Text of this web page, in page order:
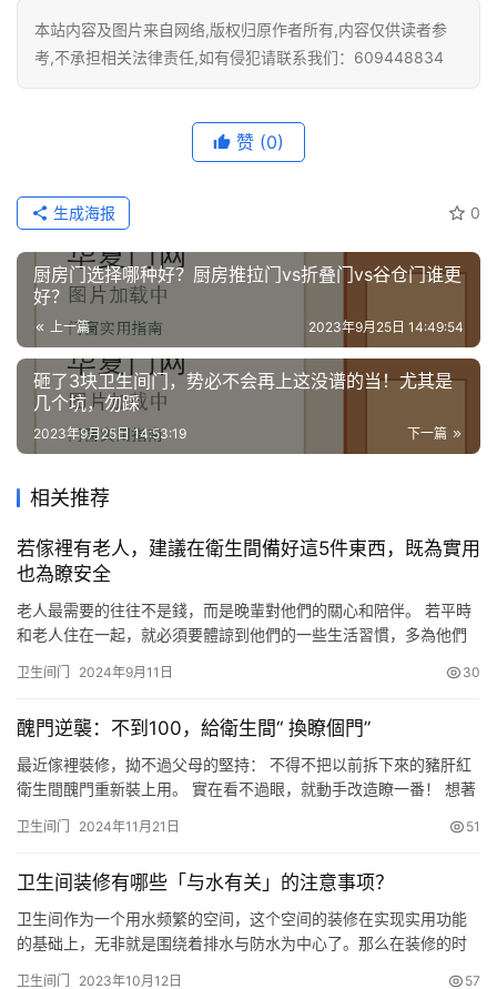
本站内容及图片来自网络,版权归原作者所有,内容仅供读者参
考,不承担相关法律责任,如有侵犯请联系我们：609448834
赞 (0)
0
生成海报
厨房门选择哪种好？厨房推拉门vs折叠门vs谷仓门谁更
好？
上一篇 2023年9月25日 14:49:54
砸了3块卫生间门，势必不会再上这没谱的当！尤其是
几个坑，勿踩
下一篇
2023年9月25日 14:53:19
相关推荐
若傢裡有老人，建議在衛生間備好這5件東西，既為實用
也為瞭安全
老人最需要的往往不是錢，而是晚輩對他們的關心和陪伴。 若平時
和老人住在一起，就必須要體諒到他們的一些生活習慣，多為他們
起，如果和老人一起住，建議在衛生間內備好5件東西，不光為好
於老人起坐，避免傷到腰和腿。裝在墻面可折疊使用，所以並不會
太占空…
卫生间门 2024年9月11日 30
醜門逆襲：不到100，給衛生間“ 換瞭個門”
最近傢裡裝修，拗不過父母的堅持： 不得不把以前拆下來的豬肝紅
衛生間醜門重新裝上用。 實在看不過眼，就動手改造瞭一番！ 想著
咱就出一期，衛生間醜門逆襲改造的攻略。 花費很低，100塊都用
強。 整個改造過程，總共分四步，改色、貼玻璃貼、貼裝飾、改造
把…
卫生间门 2024年11月21日 51
卫生间装修有哪些「与水有关」的注意事项？
卫生间作为一个用水频繁的空间，这个空间的装修在实现实用功能
的基础上，无非就是围绕着排水与防水为中心了。那么在装修的时
卫生间门 2023年10月12日 57